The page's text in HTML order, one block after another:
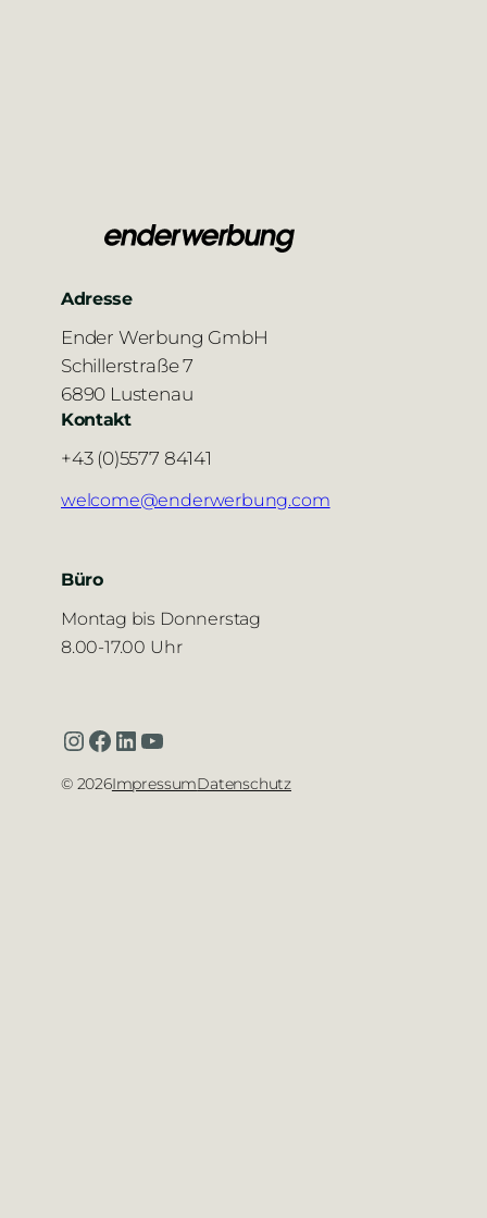
Adresse
Ender Werbung GmbH
Schillerstraße 7
6890 Lustenau
Kontakt
+43 (0)5577 84141
welcome@enderwerbung.com
Büro
Montag bis Donnerstag
8.00-17.00 Uhr
InstagramFacebook LinkedIn YouTube
©2026ImpressumDatenschutz